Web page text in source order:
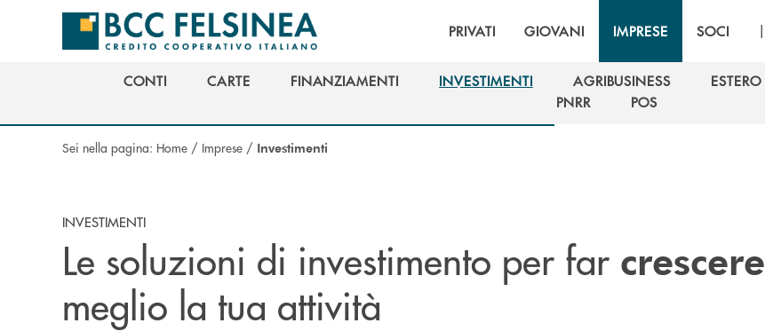
Salta al contenuto principale
PRIVATI GIOVANI IMPRESE SOCI |
CONTI
CARTE
FINANZIAMENTI
INVESTIMENTI
AGRIBUSINESS
AGRIBUSINESS
ESTERO
PNRR
POS
Sei nella pagina: Home / Imprese / Investimenti
INVESTIMENTI
Le soluzioni di investimento per far crescere
meglio la tua attività